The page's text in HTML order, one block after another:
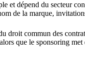
et dépend du secteur
de la marque,
droit commun des
que le sponsoring